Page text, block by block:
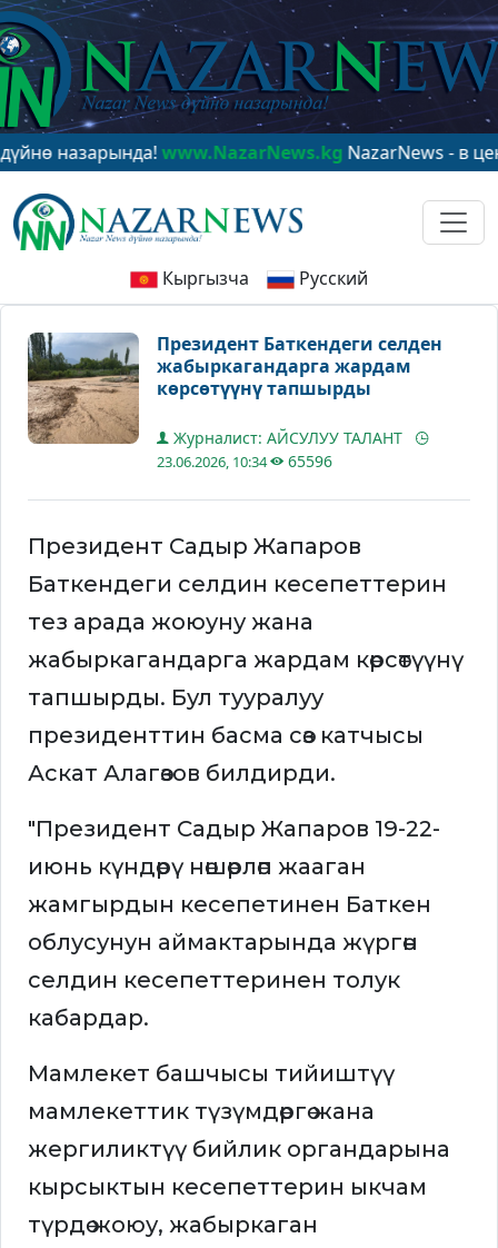
www.NazarNews.kgNazarNews - в центре
Кыргызча Русский
Президент Баткендеги селден
жабыркагандарга жардам
көрсөтүүнү тапшырды
Журналист: АЙСУЛУУ ТАЛАНТ
23.06.2026, 10:34 65596
Президент Садыр Жапаров
Баткендеги селдин кесепеттерин
тез арада жоюуну жана
жабыркагандарга жардам көрсөтүүнү
тапшырды. Бул тууралуу
президенттин басма сөз катчысы
Аскат Алагөзов билдирди.
"Президент Садыр Жапаров 19-22-
июнь күндөрү нөшөрлөп жааган
жамгырдын кесепетинен Баткен
облусунун аймактарында жүргөн
селдин кесепеттеринен толук
кабардар.
Мамлекет башчысы тийиштүү
мамлекеттик түзүмдөргө жана
жергиликтүү бийлик органдарына
кырсыктын кесепеттерин ыкчам
түрдө жоюу, жабыркаган